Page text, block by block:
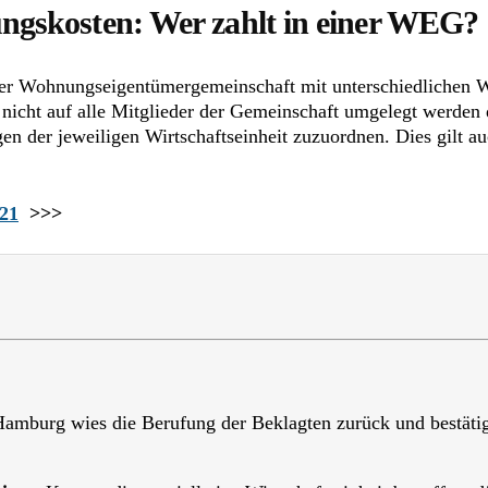
Wer zahlt in einer WEG?
Wohnungseigentümergemeinschaft mit unterschiedlichen
auf alle Mitglieder der Gemeinschaft umgelegt werden
der jeweiligen Wirtschaftseinheit zuzuordnen. Dies gilt
>>>
wies die Berufung der Beklagten zurück und